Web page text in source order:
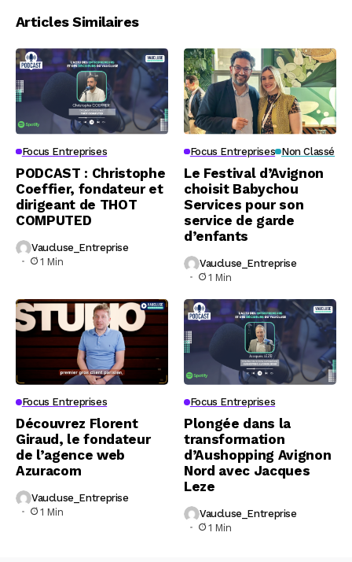
Articles Similaires
Focus Entreprises
PODCAST : Christophe
Coeffier, fondateur et
dirigeant de THOT
COMPUTED
Vaucluse_Entreprise
1 Min
Focus Entreprises Non Classé
Le Festival d’Avignon
choisit Babychou
Services pour son
service de garde
d’enfants
Vaucluse_Entreprise
1 Min
Focus Entreprises
Découvrez Florent
Giraud, le fondateur
de l’agence web
Azuracom
Vaucluse_Entreprise
1 Min
Focus Entreprises
Plongée dans la
transformation
d’Aushopping Avignon
Nord avec Jacques
Leze
Vaucluse_Entreprise
1 Min